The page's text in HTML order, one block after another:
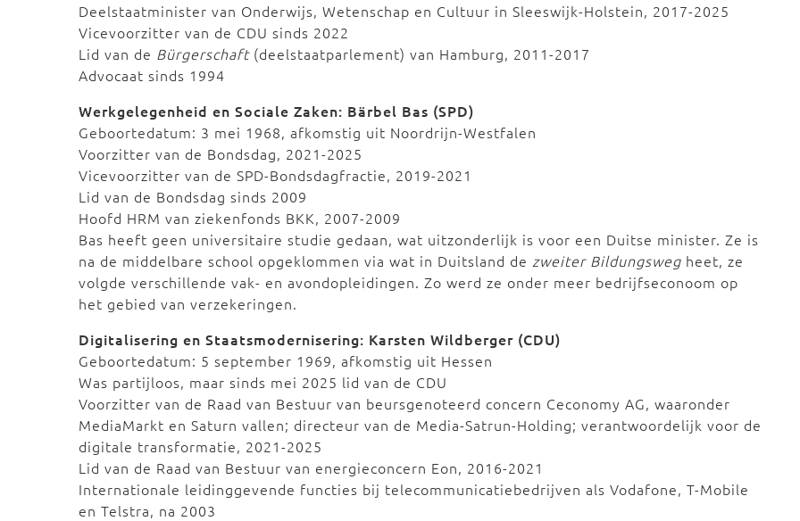
Deelstaatminister van Onderwijs, Wetenschap en Cultuur in Sleeswijk-Holstein, 2017-2025
Vicevoorzitter van de CDU sinds 2022
Lid van de Bürgerschaft(deelstaatparlement) van Hamburg, 2011-2017
Advocaat sinds 1994
Werkgelegenheid en Sociale Zaken: Bärbel Bas (SPD)
Geboortedatum: 3 mei 1968, afkomstig uit Noordrijn-Westfalen
Voorzitter van de Bondsdag, 2021-2025
Vicevoorzitter van de SPD-Bondsdagfractie, 2019-2021
Lid van de Bondsdag sinds 2009
Hoofd HRM van ziekenfonds BKK, 2007-2009
Bas heeft geen universitaire studie gedaan, wat uitzonderlijk is voor een Duitse minister. Ze is
na de middelbare school opgeklommen via wat in Duitsland de zweiter Bildungsweg heet, ze
volgde verschillende vak- en avondopleidingen. Zo werd ze onder meer bedrijfseconoom op
het gebied van verzekeringen.
Digitalisering en Staatsmodernisering: Karsten Wildberger (CDU)
Geboortedatum: 5 september 1969, afkomstig uit Hessen
Was partijloos, maar sinds mei 2025 lid van de CDU
Voorzitter van de Raad van Bestuur van beursgenoteerd concern Ceconomy AG, waaronder
MediaMarkt en Saturn vallen; directeur van de Media-Satrun-Holding; verantwoordelijk voor de
digitale transformatie, 2021-2025
Lid van de Raad van Bestuur van energieconcern Eon, 2016-2021
Internationale leidinggevende functies bij telecommunicatiebedrijven als Vodafone, T-Mobile
en Telstra, na 2003